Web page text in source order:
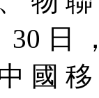
30 日
國